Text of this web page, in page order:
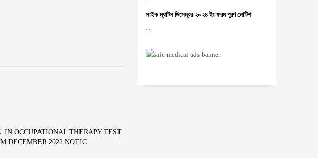
IN OCCUPATIONAL THERAPY TEST
DECEMBER 2022 NOTIC
সাইক ম্যাটস ডিসেম্বর-২০২৪ ইং ফরম পূরণ নোটিশ
...